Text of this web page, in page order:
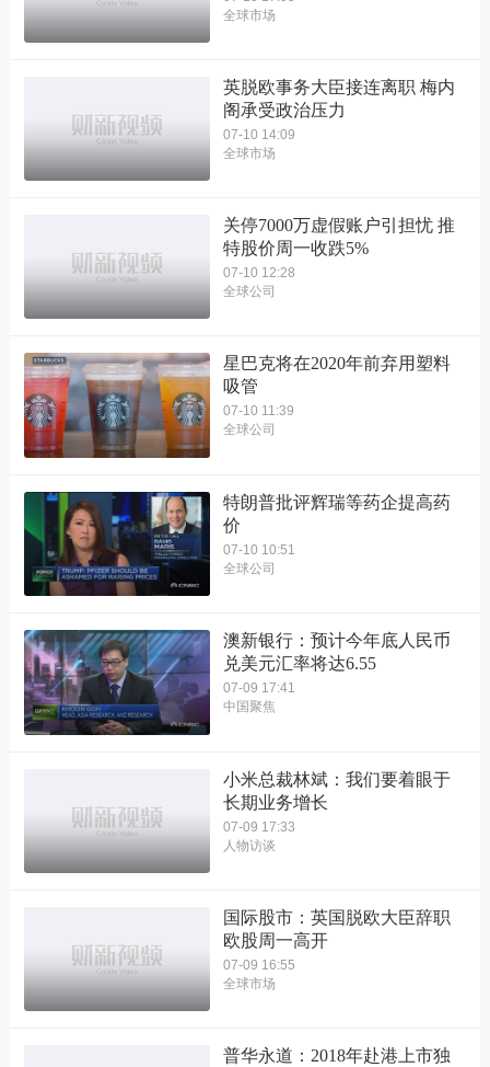
全球市场
英脱欧事务大臣接连离职 梅内
阁承受政治压力
07-10 14:09
全球市场
关停7000万虚假账户引担忧 推
特股价周一收跌5%
07-10 12:28
全球公司
星巴克将在2020年前弃用塑料
吸管
07-10 11:39
全球公司
特朗普批评辉瑞等药企提高药
价
07-10 10:51
全球公司
澳新银行：预计今年底人民币
兑美元汇率将达6.55
07-09 17:41
中国聚焦
小米总裁林斌：我们要着眼于
长期业务增长
07-09 17:33
人物访谈
国际股市：英国脱欧大臣辞职
欧股周一高开
07-09 16:55
全球市场
普华永道：2018年赴港上市独